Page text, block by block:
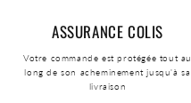
ASSURANCE COLIS
Votre commande est protégée tout au
long de son acheminement jusqu'à sa
livraison